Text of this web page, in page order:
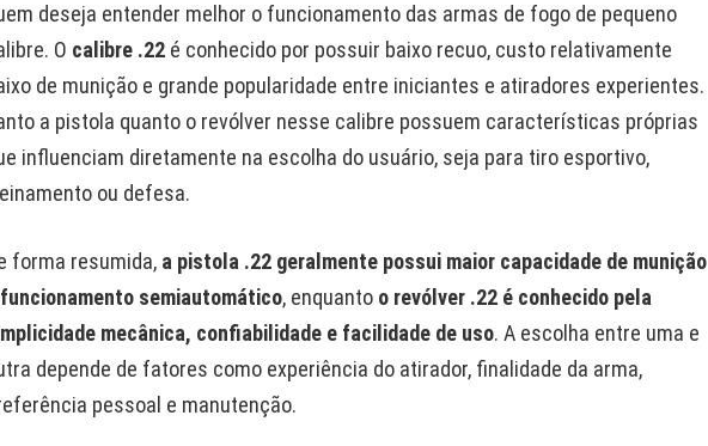
deseja entender melhor o funcionamento das armas de fogo de pequeno
O calibre .22 é conhecido por possuir baixo recuo, custo relativamente
de munição e grande popularidade entre iniciantes e atiradores experientes.
a pistola quanto o revólver nesse calibre possuem características próprias
influenciam diretamente na escolha do usuário, seja para tiro esportivo,
ou defesa.
forma resumida, a pistola .22 geralmente possui maior capacidade de munição
semiautomático, enquanto o revólver .22 é conhecido pela
mecânica, confiabilidade e facilidade de uso. A escolha entre uma e
depende de fatores como experiência do atirador, finalidade da arma,
pessoal e manutenção.